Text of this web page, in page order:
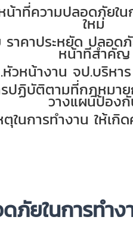
น้าที่ความปลอดภัยใ
ใหม่
าคาประหยัด ปลอดภั
หน้าที่สำคัญ
วหน้างาน จป.บริหา
ปฏิบัติตามที่กฎหมาย
วางแผนป้อง
ตุในการทำงาน ให้เ
ภัยในการทำ